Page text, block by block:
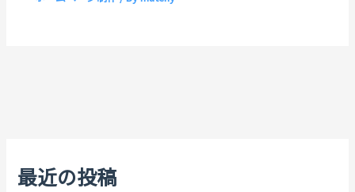
最近の投稿